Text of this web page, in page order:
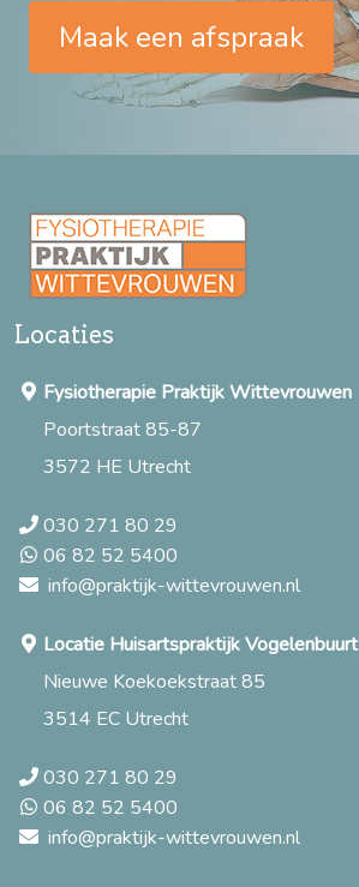
Maak een afspraak
Locaties
Fysiotherapie Praktijk Wittevrouwen
Poortstraat 85-87
3572 HE Utrecht
030 271 80 29
06 82 52 5400
info@praktijk-wittevrouwen.nl
Locatie Huisartspraktijk Vogelenbuurt
Nieuwe Koekoekstraat 85
3514 EC Utrecht
030 271 80 29
06 82 52 5400
info@praktijk-wittevrouwen.nl